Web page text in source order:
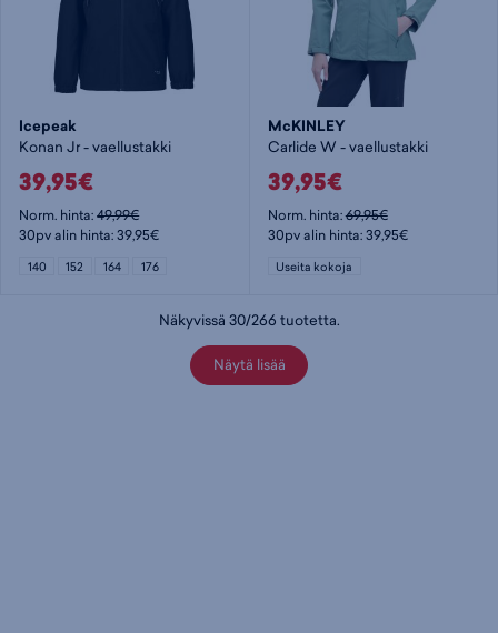
Icepeak
Konan Jr - vaellustakki
39,95€
Norm. hinta:49,99€
30pv alin hinta: 39,95€
140 152 164 176
McKINLEY
Carlide W - vaellustakki
39,95€
Norm. hinta:69,95€
30pv alin hinta: 39,95€
Useita kokoja
Näkyvissä 30/266 tuotetta.
Näytä lisää